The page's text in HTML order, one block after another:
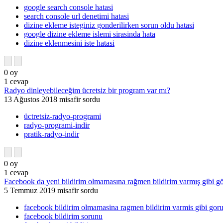
google search console hatasi
search console url denetimi hatasi
dizine ekleme isteginiz gonderilirken sorun oldu hatasi
google dizine ekleme islemi sirasinda hata
dizine eklenmesini iste hatasi
0 oy
1 cevap
Radyo dinleyebileceğim ücretsiz bir program var mı?
13 Ağustos 2018 misafir sordu
üctretsiz-radyo-programi
radyo-programi-indir
pratik-radyo-indir
0 oy
1 cevap
Facebook da yeni bildirim olmamasına rağmen bildirim varmış gibi
5 Temmuz 2019 misafir sordu
facebook bildirim olmamasina ragmen bildirim varmis gibi
facebook bildirim sorunu